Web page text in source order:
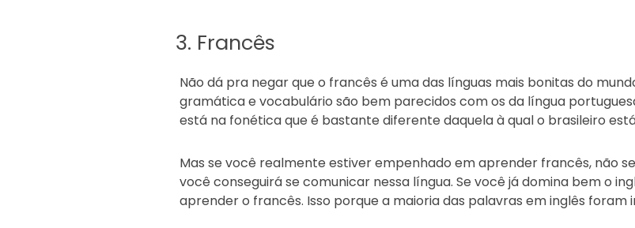
3. Francês
Não dá pra negar que o francês é uma das línguas mais bonitas do
gramática e vocabulário são bem parecidos com os da língua
está na fonética que é bastante diferente daquela à qual o brasileiro
Mas se você realmente estiver empenhado em aprender francês, não
você conseguirá se comunicar nessa língua. Se você já domina bem o
aprender o francês. Isso porque a maioria das palavras em inglês foram